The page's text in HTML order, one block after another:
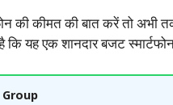
कीमत की बात करें तो अभी तक
कि यह एक शानदार बजट